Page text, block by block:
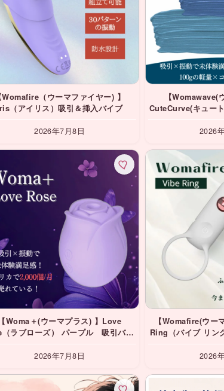
Womafire（ウーマファイヤー) 】
（アイリス）吸引＆挿入バイブ
2026年7月8日
【Womawave(
CuteCurve(キュ
2026
【Woma＋(ウーマプラス) 】Love
ラブローズ） パープル 吸引バイ
2026年7月8日
【Womafire(ウー
Ring（バイブ リ
2026